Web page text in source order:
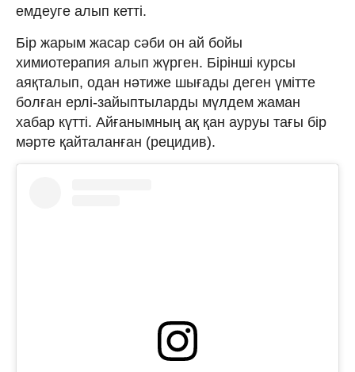
емдеуге алып кетті.
Бір жарым жасар сәби он ай бойы
химиотерапия алып жүрген. Бірінші курсы
аяқталып, одан нәтиже шығады деген үмітте
болған ерлі-зайыптыларды мүлдем жаман
хабар күтті. Айғанымның ақ қан ауруы тағы бір
мәрте қайталанған (рецидив).